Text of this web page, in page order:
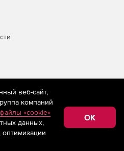
store.softline.ru применяются
(информационные технологии
на основе сбора,
относящихся к
сети «Интернет»,
Федерации)
веб-сайт,
компаний
«cookie»
данных,
оптимизации
OK